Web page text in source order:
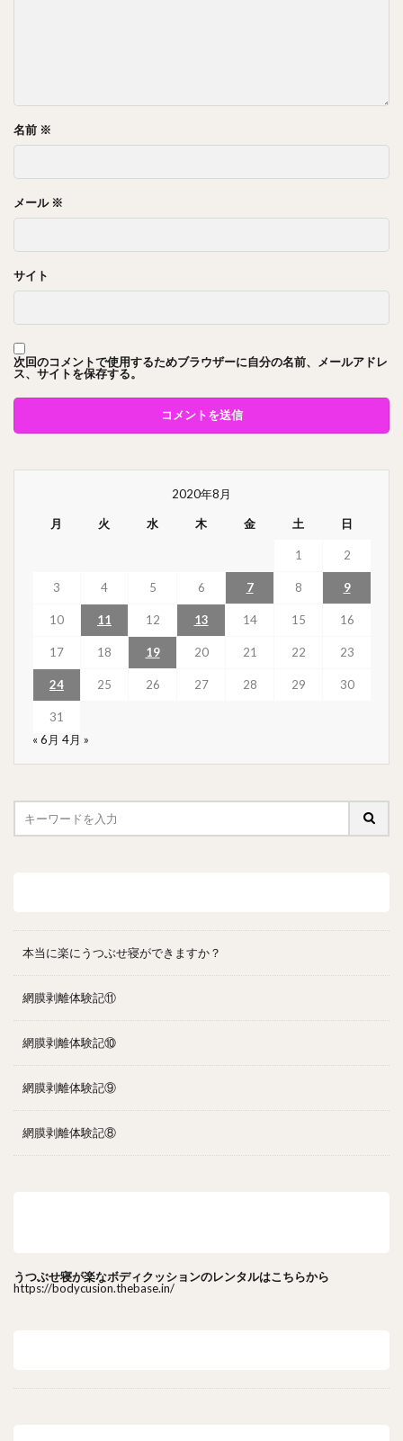
名前 ※
メール ※
サイト
次回のコメントで使用するためブラウザーに自分の名前、メールアドレ
ス、サイトを保存する。
2020年8月
月 火 水 木 金 土 日
1 2
3 4 5 6 7 8 9
10 11 12 13 14 15 16
17 18 19 20 21 22 23
24 25 26 27 28 29 30
31
« 6月 4月 »
本当に楽にうつぶせ寝ができますか？
網膜剥離体験記⑪
網膜剥離体験記⑩
網膜剥離体験記⑨
網膜剥離体験記⑧
うつぶせ寝が楽なボディクッションのレンタルはこちらから
https://bodycusion.thebase.in/